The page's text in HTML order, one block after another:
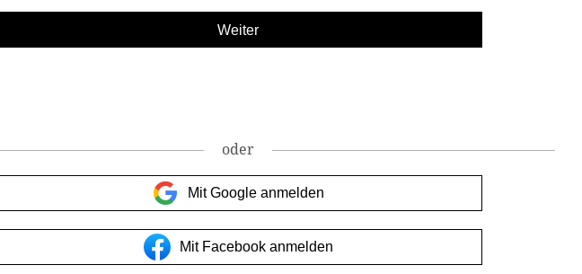
oder
Mit Google anmelden
Mit Facebook anmelden